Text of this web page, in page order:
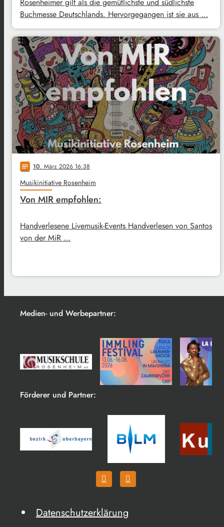
Rosenheimer gilt als die gemütlichste und südlichste
Buchmesse Deutschlands. Hervorgegangen ist sie aus …
notes 10. März 2026 16:38
Musikinitiative Rosenheim
Von MIR empfohlen:
Handverlesene Livemusik-Events Handverlesen von Santos
von der MiR …
Medien- und Werbepartner:
Förderer und Partner:
Datenschutzerklärung